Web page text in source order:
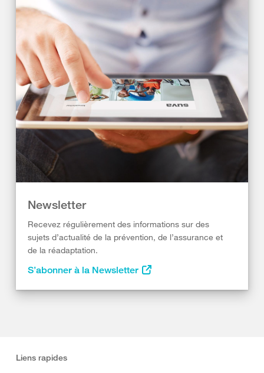
Newsletter
Recevez régulièrement des informations sur des
sujets d’actualité de la prévention, de l’assurance et
de la réadaptation.
S’abonner à la Newsletter
Liens rapides